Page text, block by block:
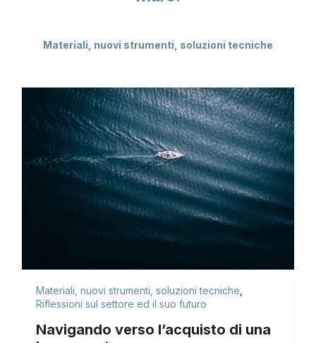
Materiali, nuovi strumenti, soluzioni tecniche
Materiali, nuovi strumenti, soluzioni tecniche
Riflessioni sul settore ed il suo futuro
Navigando verso l’acquisto di una